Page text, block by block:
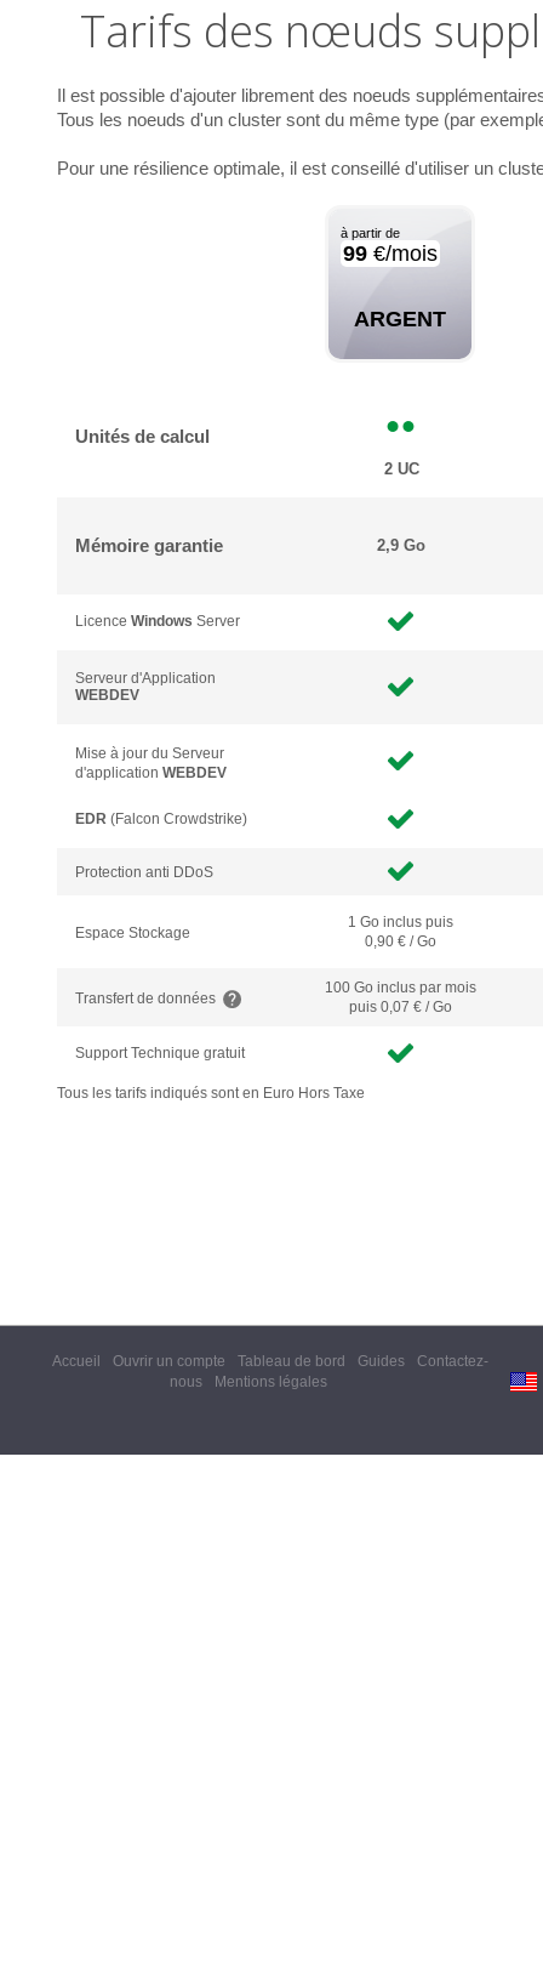
Tarifs des nœuds
Il est possible d'ajouter librement des noeuds
Tous les noeuds d'un cluster sont du même type (par
Pour une résilience optimale, il est conseillé d'utiliser un
à partir de
99€/mois
ARGENT
Unités de calcul
2 UC
Mémoire garantie 2,9 Go
Licence Windows Server
Serveur d'Application
WEBDEV
Mise à jour du Serveur
d'application WEBDEV
EDR (Falcon Crowdstrike)
Protection anti DDoS
Espace Stockage
1 Go inclus puis
0,90 € / Go
Transfert de données
100 Go incluspar mois
puis 0,07 € / Go
Support Technique gratuit
Tous les tarifs indiqués sont en Euro Hors Taxe
Accueil Ouvrir un compte Tableau de bord Guides
Contactez-
nous
Mentions légales